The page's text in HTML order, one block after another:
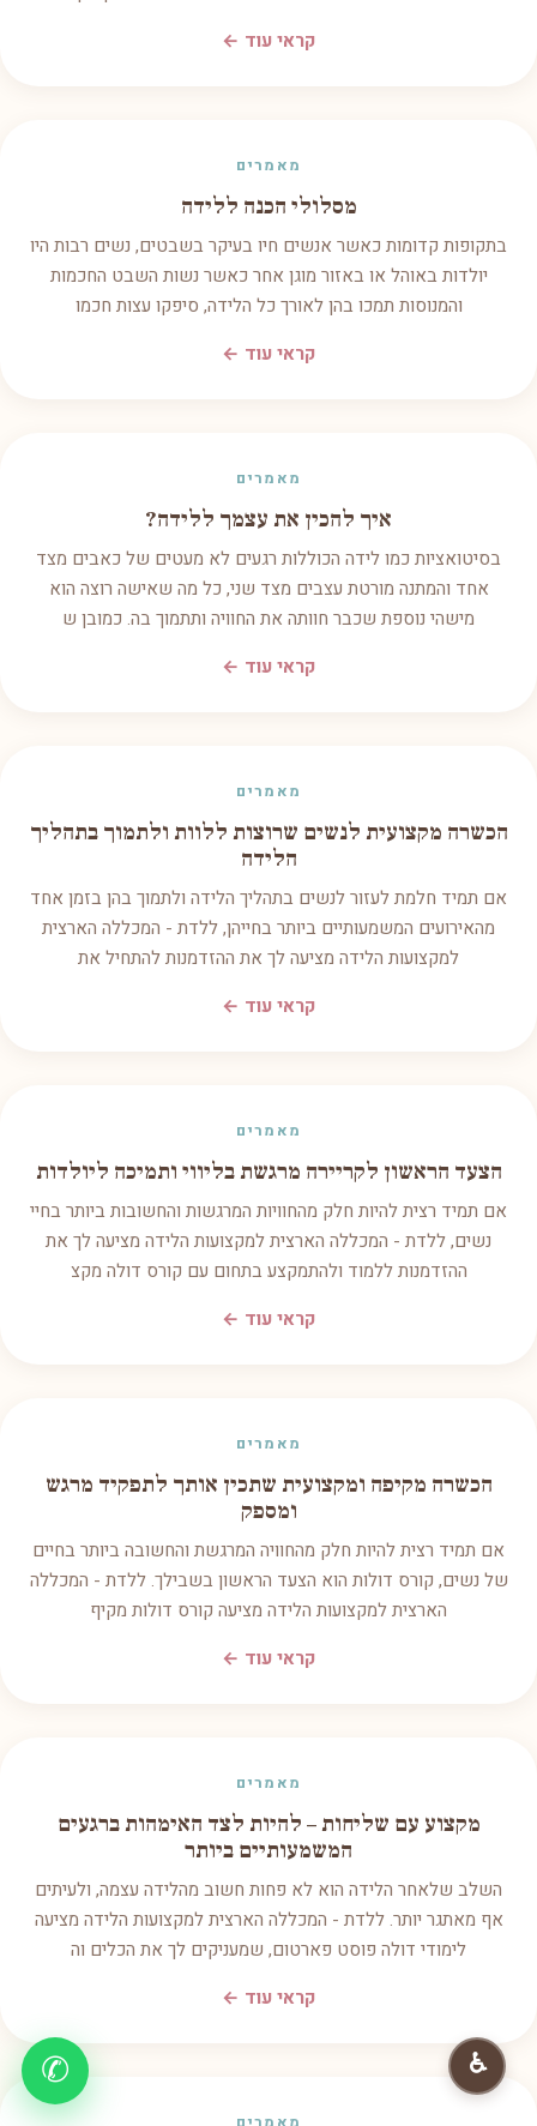
קראי עוד ←
מאמרים
מסלולי הכנה ללידה
בתקופות קדומות כאשר אנשים חיו בעיקר בשבטים, נשים רבות היו
יולדות באוהל או באזור מוגן אחר כאשר נשות השבט החכמות
והמנוסות תמכו בהן לאורך כל הלידה, סיפקו עצות חכמו
קראי עוד ←
מאמרים
איך להכין את עצמך ללידה?
בסיטואציות כמו לידה הכוללות רגעים לא מעטים של כאבים מצד
אחד והמתנה מורטת עצבים מצד שני, כל מה שאישה רוצה הוא
מישהי נוספת שכבר חוותה את החוויה ותתמוך בה. כמובן ש
קראי עוד ←
מאמרים
הכשרה מקצועית לנשים שרוצות ללוות ולתמוך בתהליך
הלידה
אם תמיד חלמת לעזור לנשים בתהליך הלידה ולתמוך בהן בזמן אחד
מהאירועים המשמעותיים ביותר בחייהן, ללדת - המכללה הארצית
למקצועות הלידה מציעה לך את ההזדמנות להתחיל את
קראי עוד ←
מאמרים
הצעד הראשון לקריירה מרגשת בליווי ותמיכה ליולדות
אם תמיד רצית להיות חלק מהחוויות המרגשות והחשובות ביותר בחיי
נשים, ללדת - המכללה הארצית למקצועות הלידה מציעה לך את
ההזדמנות ללמוד ולהתמקצע בתחום עם קורס דולה מקצ
קראי עוד ←
מאמרים
הכשרה מקיפה ומקצועית שתכין אותך לתפקיד מרגש
ומספק
אם תמיד רצית להיות חלק מהחוויה המרגשת והחשובה ביותר בחיים
של נשים, קורס דולות הוא הצעד הראשון בשבילך. ללדת - המכללה
הארצית למקצועות הלידה מציעה קורס דולות מקיף
קראי עוד ←
מאמרים
מקצוע עם שליחות – להיות לצד האימהות ברגעים
המשמעותיים ביותר
השלב שלאחר הלידה הוא לא פחות חשוב מהלידה עצמה, ולעיתים
אף מאתגר יותר. ללדת - המכללה הארצית למקצועות הלידה מציעה
לימודי דולה פוסט פארטום, שמעניקים לך את הכלים וה
קראי עוד ←
✆ ♿